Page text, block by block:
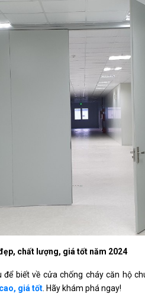
chất lượng, giá tốt năm 2024
biết về cửa chống cháy căn hộ
giá tốt. Hãy khám phá ngay!